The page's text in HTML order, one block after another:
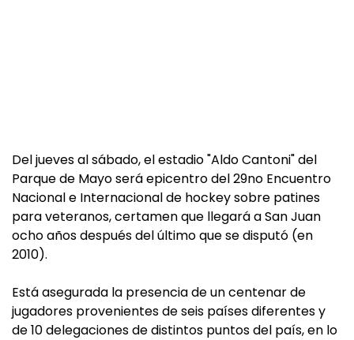
Del jueves al sábado, el estadio "Aldo Cantoni" del
Parque de Mayo será epicentro del 29no Encuentro
Nacional e Internacional de hockey sobre patines
para veteranos, certamen que llegará a San Juan
ocho años después del último que se disputó (en
2010).
Está asegurada la presencia de un centenar de
jugadores provenientes de seis países diferentes y
de 10 delegaciones de distintos puntos del país, en lo